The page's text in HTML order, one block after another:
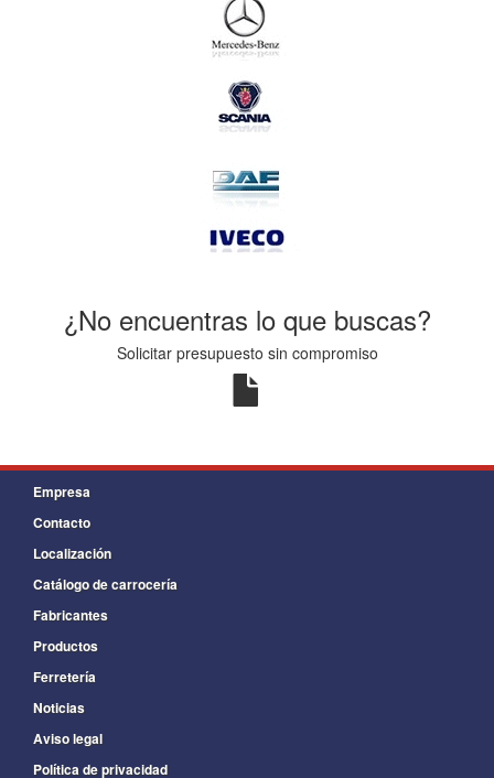
¿No encuentras lo que buscas?
Solicitar presupuesto sin compromiso
Empresa
Contacto
Localización
Catálogo de carrocería
Fabricantes
Productos
Ferretería
Noticias
Aviso legal
Política de privacidad